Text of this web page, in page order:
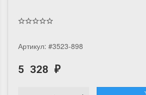
Артикул: #3523-898
5 328 ₽